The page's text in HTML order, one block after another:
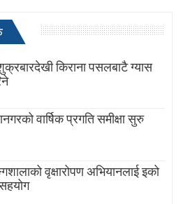
किराना पसलबाटै ग्यास
वार्षिक प्रगति समीक्षा सुरु
वृक्षारोपण अभियानलाई इको